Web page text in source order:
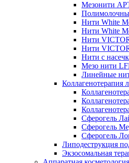
Мезонити
Нити White
Нити White
Нити
Нити
Нити с
Мезо нити
Линейные
Коллагенотерапия
Сферогель
Сферогель
Сферогель
Липодеструкция
Экзосомальная